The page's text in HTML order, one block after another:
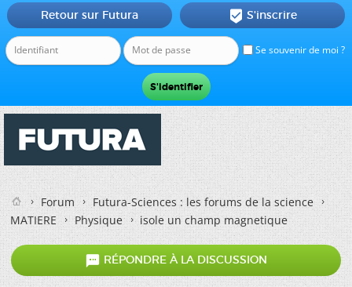
Se souvenir de moi ?
Retour sur Futura  S'inscrire
Forum
Futura-Sciences : les forums de la science
MATIERE
Physique isole un champ magnetique
 RÉPONDRE À LA DISCUSSION